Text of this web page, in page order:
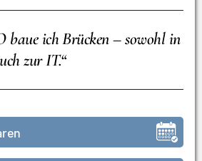
baue ich Brücken – sowohl in
zur IT.“